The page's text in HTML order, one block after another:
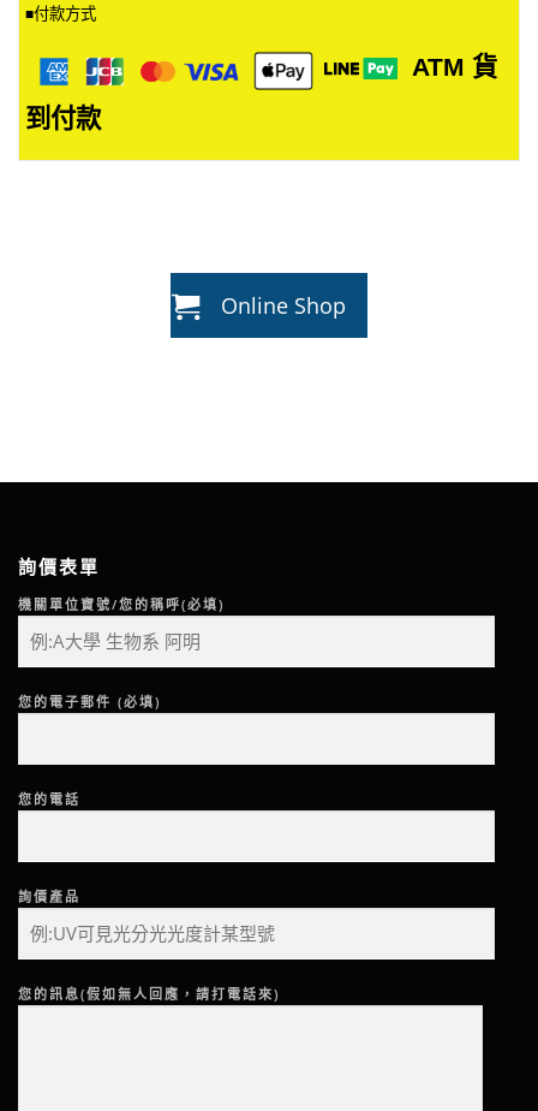
■付款方式
ATM 貨
到付款
Online Shop
詢價表單
機關單位寶號/您的稱呼(必填)
您的電子郵件 (必填)
您的電話
詢價產品
您的訊息(假如無人回應，請打電話來)